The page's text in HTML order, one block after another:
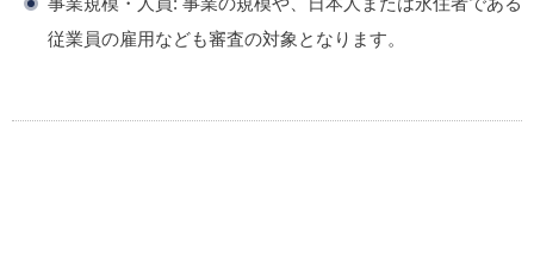
従業員の雇用なども審査の対象となります。